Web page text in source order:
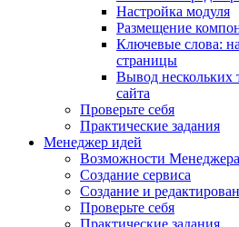
Настройка модуля
Размещение
Ключевые слова:
страницы
Вывод нескольких
сайта
Проверьте себя
Практические задания
Менеджер идей
Возможности
Создание сервиса
Создание и
Проверьте себя
Практические задания